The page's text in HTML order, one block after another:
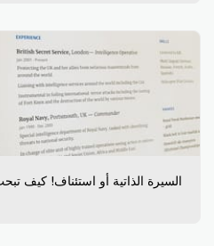
السيرة الذاتية أو استئناف! كيف